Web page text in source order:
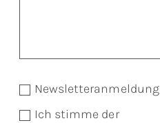
Newsletteranmeldung
Ich stimme der